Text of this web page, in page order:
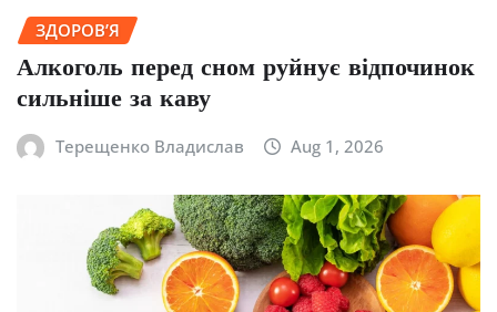
ЗДОРОВ’Я
Алкоголь перед сном руйнує відпочинок
сильніше за каву
Терещенко Владислав Aug 1, 2026